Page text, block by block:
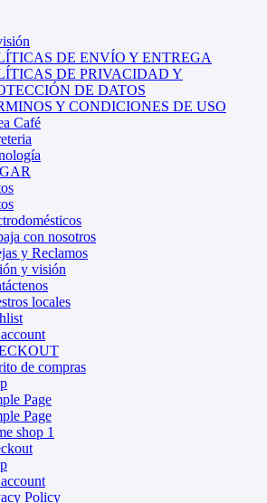
DE ENVÍO Y ENTREGA
DE PRIVACIDAD Y
DE DATOS
Y CONDICIONES DE USO
Café
con nosotros
y Reclamos
y visión
locales
de compras
Page
Page
shop 1
Policy